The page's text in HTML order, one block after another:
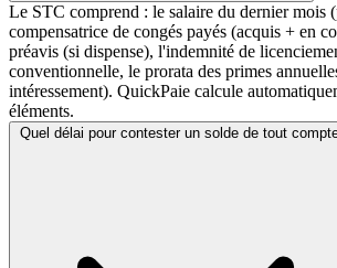
Le STC comprend : le salaire du dernier mois
compensatrice de congés payés (acquis + en
préavis (si dispense), l'indemnité de
conventionnelle, le prorata des primes
intéressement). QuickPaie calcule
éléments.
Quel délai pour contester un solde de tout